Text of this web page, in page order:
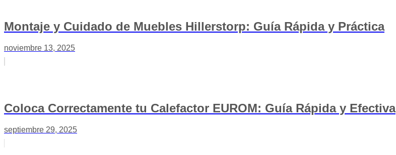
Montaje y Cuidado de Muebles Hillerstorp: Guía Rápida y Práctica
noviembre 13, 2025
Coloca Correctamente tu Calefactor EUROM: Guía Rápida y Efectiva
septiembre 29, 2025